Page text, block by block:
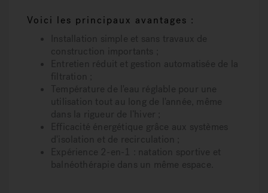
Voici les principaux avantages :
Installation simple et sans travaux de
construction importants ;
Entretien réduit et gestion automatisée de la
filtration ;
Température de l'eau réglable pour une
utilisation tout au long de l'année, même
dans la rigueur de l’hiver ;
Efficacité énergétique grâce aux systèmes
d'isolation et de recirculation ;
Expérience 2-en-1
: natation sportive et
balnéothérapie dans un même espace.